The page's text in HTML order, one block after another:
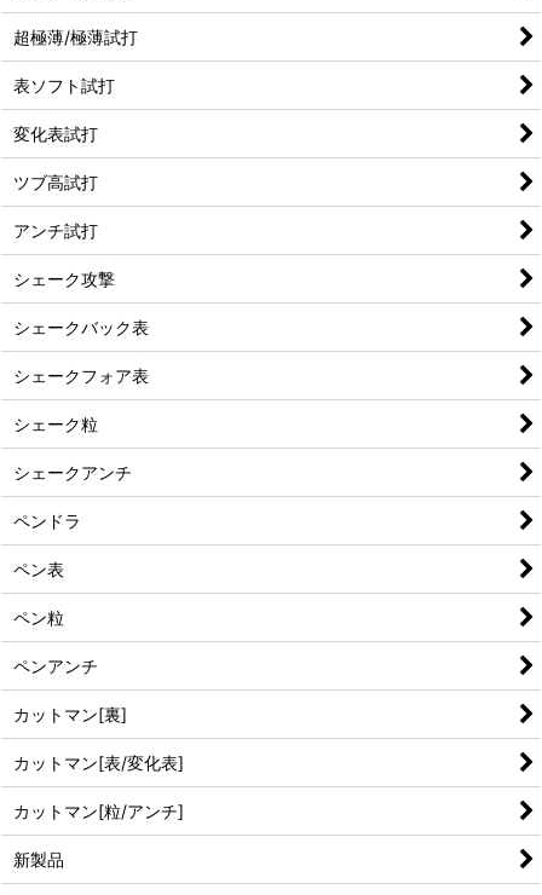
超極薄/極薄試打
表ソフト試打
変化表試打
ツブ高試打
アンチ試打
シェーク攻撃
シェークバック表
シェークフォア表
シェーク粒
シェークアンチ
ペンドラ
ペン表
ペン粒
ペンアンチ
カットマン[裏]
カットマン[表/変化表]
カットマン[粒/アンチ]
新製品